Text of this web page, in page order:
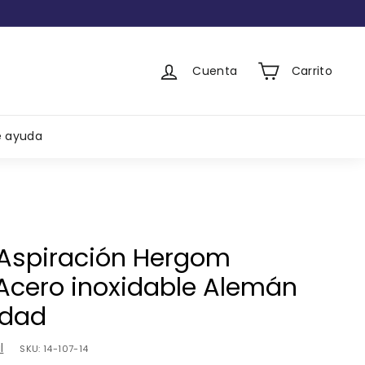
Cuenta Carrito
ayuda
Hergom
inoxidable Alemán
SKU: 14-107-14